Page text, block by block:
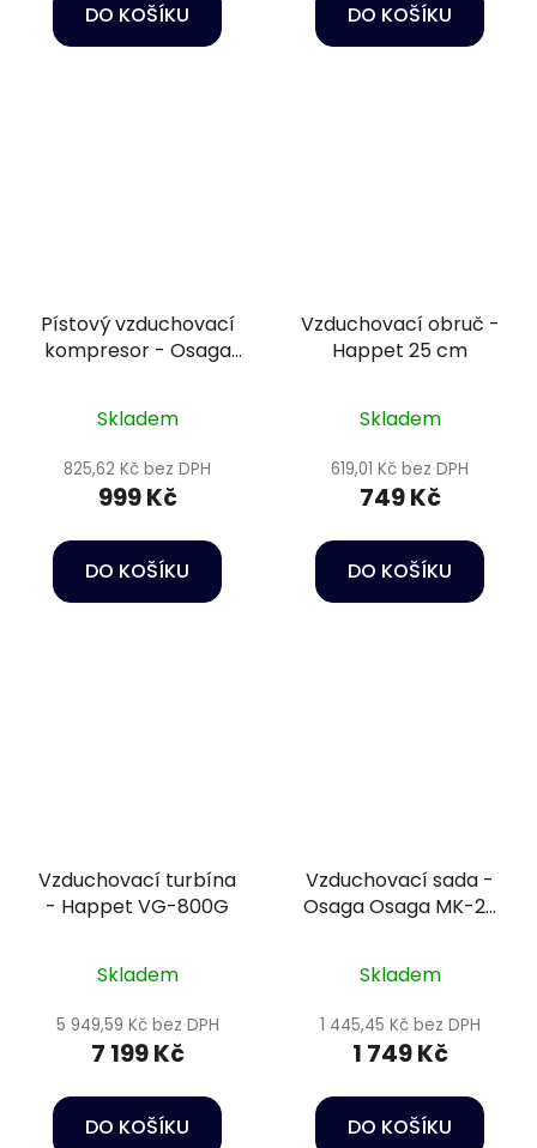
DO KOŠÍKU DO KOŠÍKU
Pístový vzduchovací
kompresor - Osaga
Skladem
825,62 Kč bez DPH
999 Kč
DO KOŠÍKU
Vzduchovací obruč -
Happet 25 cm
Skladem
619,01 Kč bez DPH
749 Kč
DO KOŠÍKU
Vzduchovací turbína
- Happet VG-800G
Skladem
5 949,59 Kč bez DPH
7 199 Kč
DO KOŠÍKU
Vzduchovací sada -
Osaga Osaga MK-20
Skladem
1 445,45 Kč bez DPH
1 749 Kč
DO KOŠÍKU